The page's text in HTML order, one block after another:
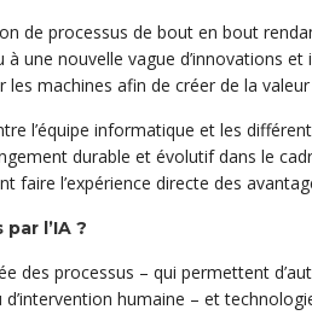
de processus de bout en bout
à une nouvelle vague d’innovations
machines afin de créer de la
l’équipe informatique et les
durable et évolutif dans le
faire l’expérience directe des
l’IA ?
des processus – qui permettent
humaine – et